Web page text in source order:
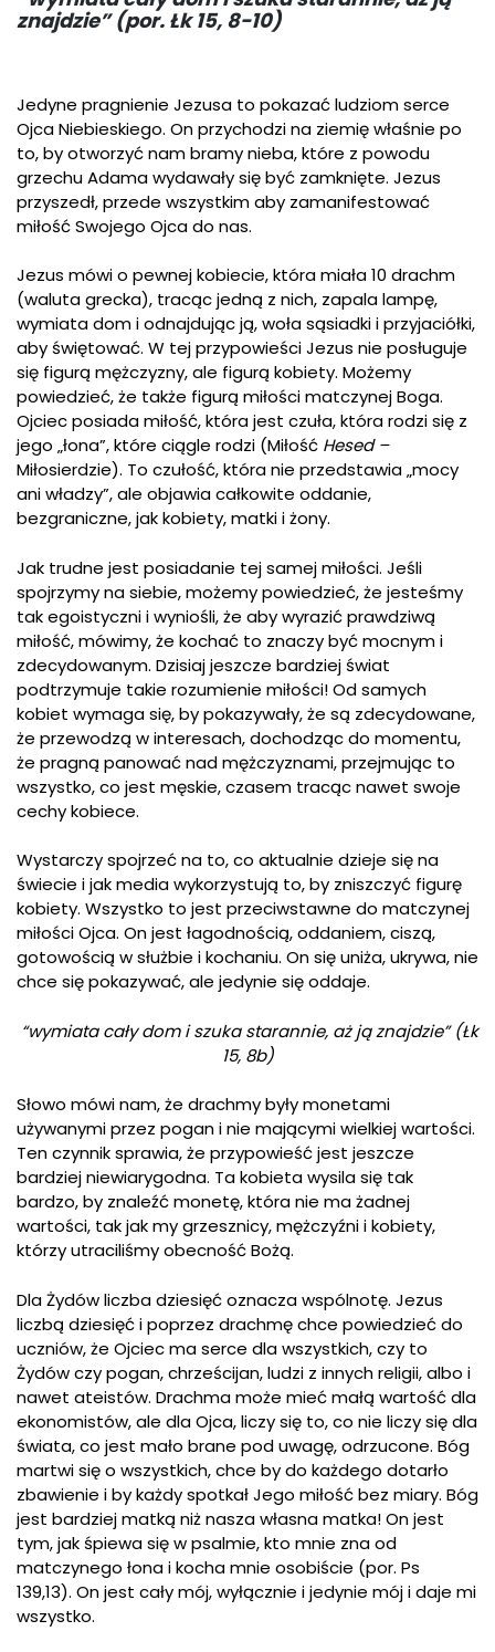
znajdzie” (por. Łk 15, 8-10)
Jedyne pragnienie Jezusa to pokazać ludziom serce
Ojca Niebieskiego. On przychodzi na ziemię właśnie po
to, by otworzyć nam bramy nieba, które z powodu
grzechu Adama wydawały się być zamknięte. Jezus
przyszedł, przede wszystkim aby zamanifestować
miłość Swojego Ojca do nas.
Jezus mówi o pewnej kobiecie, która miała 10 drachm
(waluta grecka), tracąc jedną z nich, zapala lampę,
wymiata dom i odnajdując ją, woła sąsiadki i przyjaciółki,
aby świętować. W tej przypowieści Jezus nie posługuje
się figurą mężczyzny, ale figurą kobiety. Możemy
powiedzieć, że także figurą miłości matczynej Boga.
Ojciec posiada miłość, która jest czuła, która rodzi się z
jego „łona”, które ciągle rodzi (Miłość Hesed –
Miłosierdzie). To czułość, która nie przedstawia „mocy
ani władzy”, ale objawia całkowite oddanie,
bezgraniczne, jak kobiety, matki i żony.
Jak trudne jest posiadanie tej samej miłości. Jeśli
spojrzymy na siebie, możemy powiedzieć, że jesteśmy
tak egoistyczni i wyniośli, że aby wyrazić prawdziwą
miłość, mówimy, że kochać to znaczy być mocnym i
zdecydowanym. Dzisiaj jeszcze bardziej świat
podtrzymuje takie rozumienie miłości! Od samych
kobiet wymaga się, by pokazywały, że są zdecydowane,
że przewodzą w interesach, dochodząc do momentu,
że pragną panować nad mężczyznami, przejmując to
wszystko, co jest męskie, czasem tracąc nawet swoje
cechy kobiece.
Wystarczy spojrzeć na to, co aktualnie dzieje się na
świecie i jak media wykorzystują to, by zniszczyć figurę
kobiety. Wszystko to jest przeciwstawne do matczynej
miłości Ojca. On jest łagodnością, oddaniem, ciszą,
gotowością w służbie i kochaniu. On się uniża, ukrywa, nie
chce się pokazywać, ale jedynie się oddaje.
“wymiata cały dom i szuka starannie, aż ją znajdzie” (Łk
15, 8b)
Słowo mówi nam, że drachmy były monetami
używanymi przez pogan i nie mającymi wielkiej wartości.
Ten czynnik sprawia, że przypowieść jest jeszcze
bardziej niewiarygodna. Ta kobieta wysila się tak
bardzo, by znaleźć monetę, która nie ma żadnej
wartości, tak jak my grzesznicy, mężczyźni i kobiety,
którzy utraciliśmy obecność Bożą.
Dla Żydów liczba dziesięć oznacza wspólnotę. Jezus
liczbą dziesięć i poprzez drachmę chce powiedzieć do
uczniów, że Ojciec ma serce dla wszystkich, czy to
Żydów czy pogan, chrześcijan, ludzi z innych religii, albo i
nawet ateistów. Drachma może mieć małą wartość dla
ekonomistów, ale dla Ojca, liczy się to, co nie liczy się dla
świata, co jest mało brane pod uwagę, odrzucone. Bóg
martwi się o wszystkich, chce by do każdego dotarło
zbawienie i by każdy spotkał Jego miłość bez miary. Bóg
jest bardziej matką niż nasza własna matka! On jest
tym, jak śpiewa się w psalmie, kto mnie zna od
matczynego łona i kocha mnie osobiście (por. Ps
139,13). On jest cały mój, wyłącznie i jedynie mój i daje mi
wszystko.